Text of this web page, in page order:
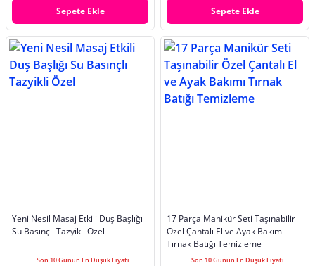
Sepete Ekle Sepete Ekle
Yeni Nesil Masaj Etkili Duş Başlığı
Su Basınçlı Tazyikli Özel
Son 10 Günün En Düşük Fiyatı
17 Parça Manikür Seti Taşınabilir
Özel Çantalı El ve Ayak Bakımı
Tırnak Batığı Temizleme
Son 10 Günün En Düşük Fiyatı